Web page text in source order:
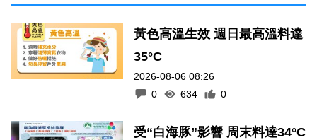
黃色高溫生效 週日最高溫料達
35°C
2026-08-06 08:26
0
634 0
受“白海豚”影響 周末料達34°C